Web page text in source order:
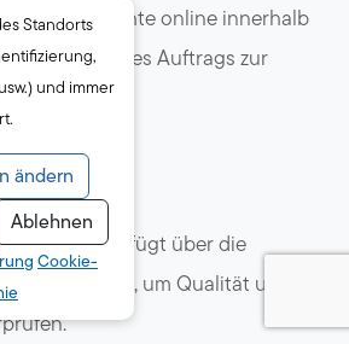
Berichte online innerhalb
Abschluss des Auftrags zur
verfügt über die
um Qualität und
Standorts
und immer
ändern
Ablehnen
Cookie-